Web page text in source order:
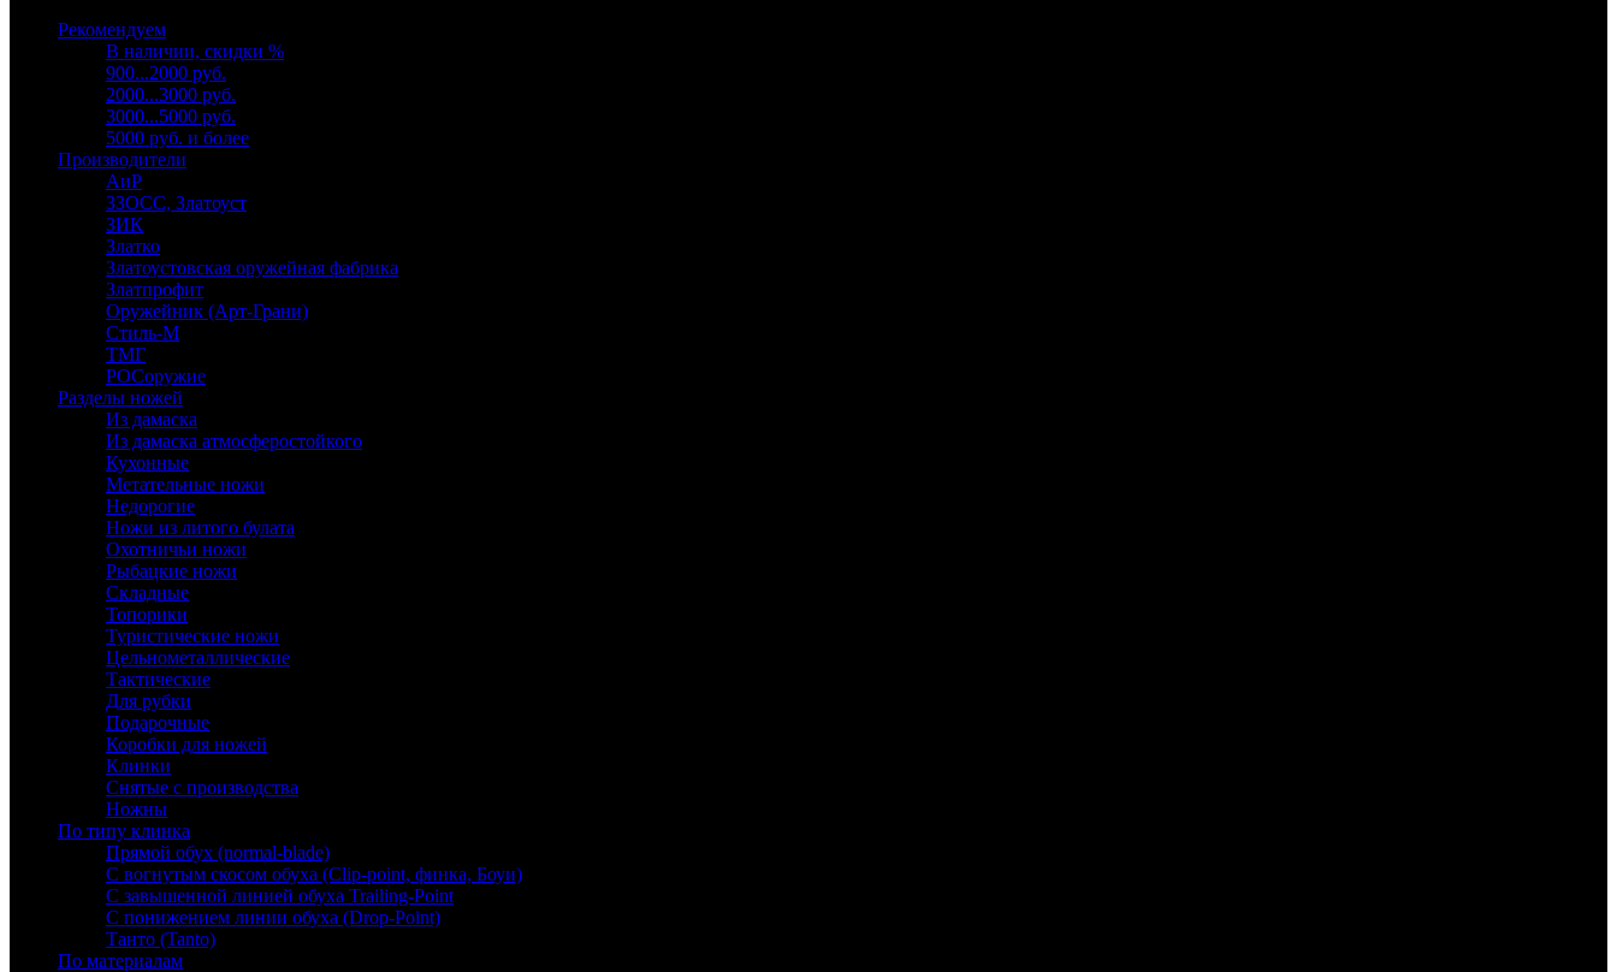
Рекомендуем
В наличии, скидки %
900...2000 руб.
2000...3000 руб.
3000...5000 руб.
5000 руб. и более
Производители
АиР
ЗЗОСС, Златоуст
ЗИК
Златко
Златоустовская оружейная фабрика
Златпрофит
Оружейник (Арт-Грани)
Стиль-М
ТМГ
РОСоружие
Разделы ножей
Из дамаска
Из дамаска атмосферостойкого
Кухонные
Метательные ножи
Недорогие
Ножи из литого булата
Охотничьи ножи
Рыбацкие ножи
Складные
Топорики
Туристические ножи
Цельнометаллические
Тактические
Для рубки
Подарочные
Коробки для ножей
Клинки
Снятые с производства
Ножны
По типу клинка
Прямой обух (normal-blade)
С вогнутым скосом обуха (Clip-point, финка, Боуи)
С завышенной линией обуха Trailing-Point
С понижением линии обуха (Drop-Point)
Танто (Tanto)
По материалам